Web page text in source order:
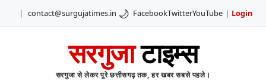
| contact@surgujatimes.in 🌙 FacebookTwitterYouTube | Login
सरगुजाटाइम्स
सरगुजा से लेकर पूरे छत्तीसगढ़ तक, हर खबर सबसे पहले।